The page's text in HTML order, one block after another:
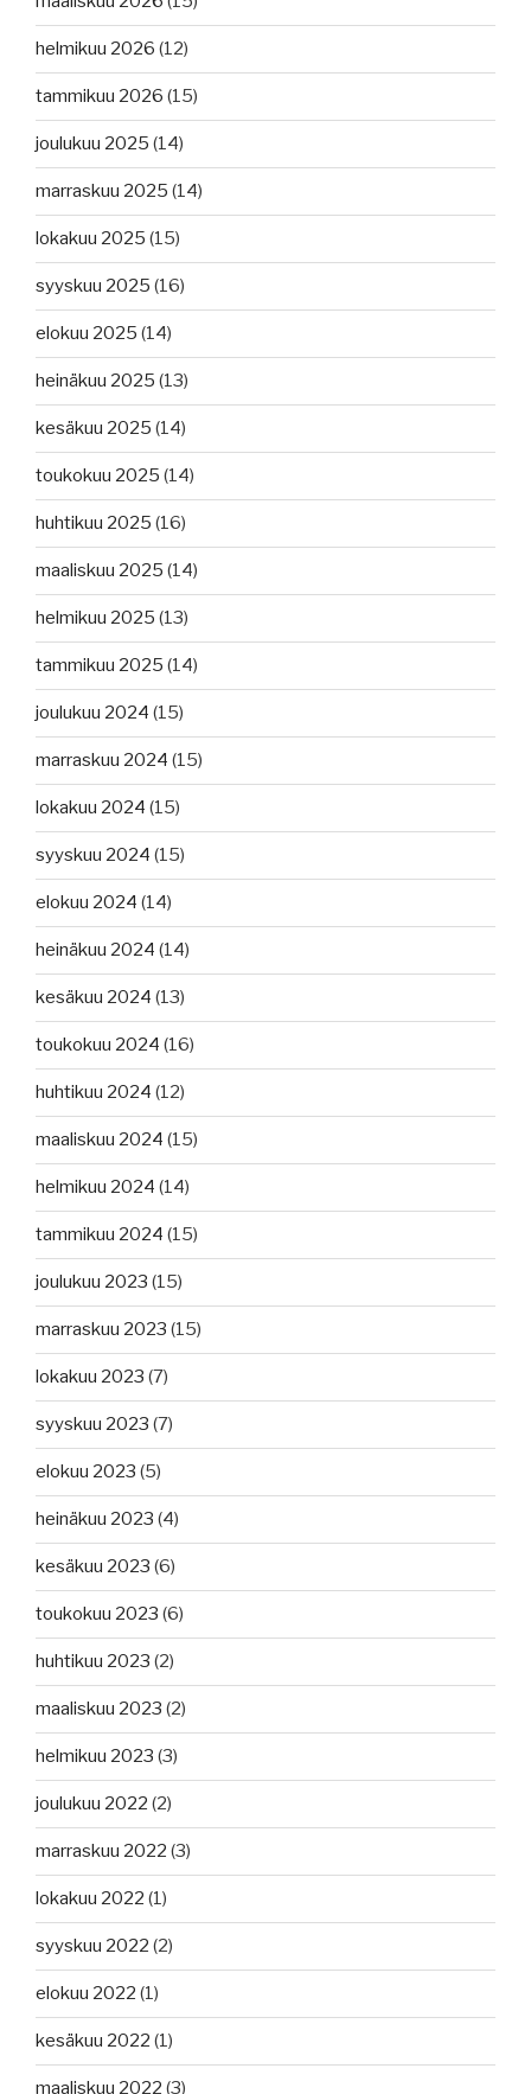
helmikuu 2026 (12)
tammikuu 2026 (15)
joulukuu 2025 (14)
marraskuu 2025 (14)
lokakuu 2025 (15)
syyskuu 2025 (16)
elokuu 2025 (14)
heinäkuu 2025 (13)
kesäkuu 2025 (14)
toukokuu 2025 (14)
huhtikuu 2025 (16)
maaliskuu 2025 (14)
helmikuu 2025 (13)
tammikuu 2025 (14)
joulukuu 2024 (15)
marraskuu 2024 (15)
lokakuu 2024 (15)
syyskuu 2024 (15)
elokuu 2024 (14)
heinäkuu 2024 (14)
kesäkuu 2024 (13)
toukokuu 2024 (16)
huhtikuu 2024 (12)
maaliskuu 2024 (15)
helmikuu 2024 (14)
tammikuu 2024 (15)
joulukuu 2023 (15)
marraskuu 2023 (15)
lokakuu 2023 (7)
syyskuu 2023 (7)
elokuu 2023 (5)
heinäkuu 2023 (4)
kesäkuu 2023 (6)
toukokuu 2023 (6)
huhtikuu 2023 (2)
maaliskuu 2023 (2)
helmikuu 2023 (3)
joulukuu 2022 (2)
marraskuu 2022 (3)
lokakuu 2022 (1)
syyskuu 2022 (2)
elokuu 2022 (1)
kesäkuu 2022 (1)
maaliskuu 2022 (3)